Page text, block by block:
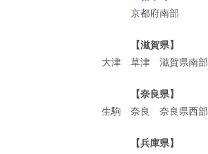
京都府南部
【滋賀県】
大津 草津 滋賀県南部
【奈良県】
生駒 奈良 奈良県西部
【兵庫県】